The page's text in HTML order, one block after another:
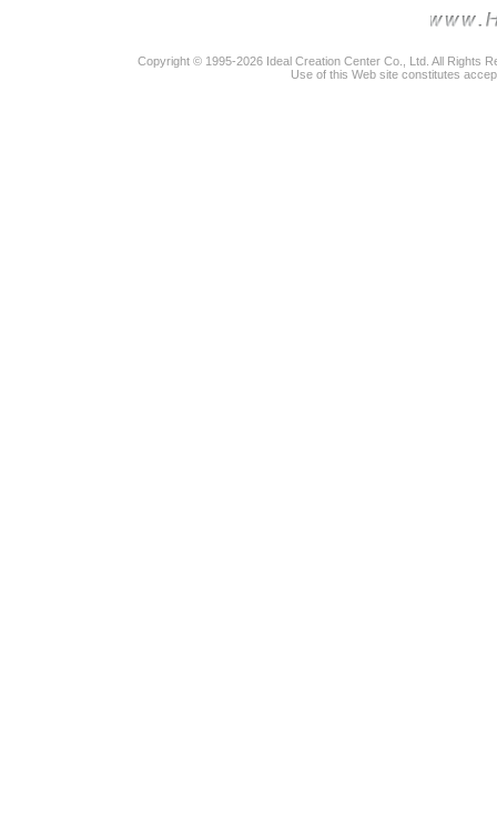
Copyright © 1995-2026 Ideal Creation Center Co., Ltd. All Rights
Use of this Web site constitutes